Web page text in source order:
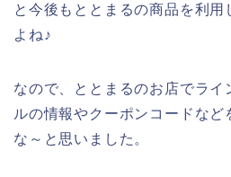
と今後もととまるの商品を利用
よね♪
なので、ととまるのお店でライ
ルの情報やクーポンコードなど
な～と思いました。